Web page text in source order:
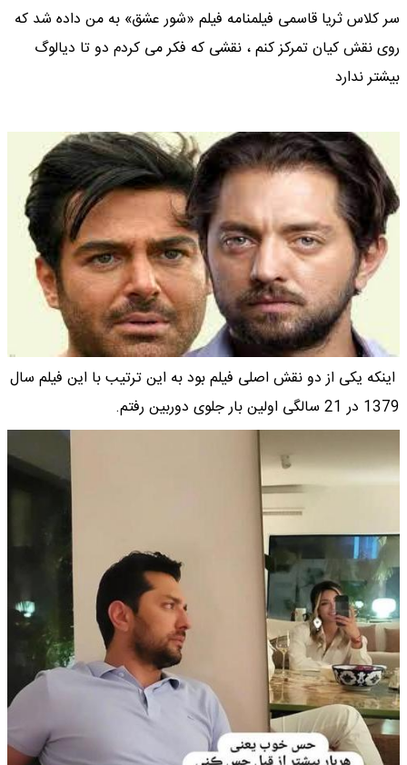
سر کلاس ثریا قاسمی فیلمنامه فیلم «شور عشق» به من داده شد که
روی نقش کیان تمرکز کنم ، نقشی که فکر می کردم دو تا دیالوگ
بیشتر ندارد
اینکه یکی از دو نقش اصلی فیلم بود به این ترتیب با این فیلم سال
1379 در 21 سالگی اولین بار جلوی دوربین رفتم.